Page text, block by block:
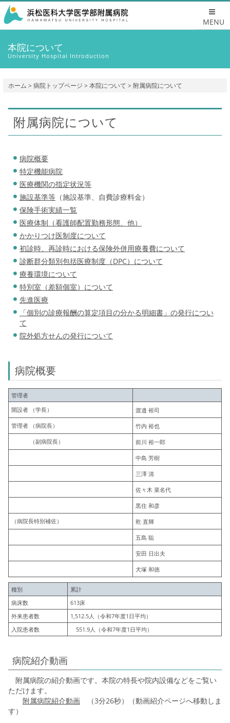
MENU
本院について
University Hospital Introduction
ホーム > 病院トップページ > 本院について > 附属病院について
附属病院について
病院概要
特定機能病院
医療機関の指定状況等
施設基準等 （施設基準、自費診療料金）
保険手術実績一覧
医療体制（看護師配置勤務形態、他）
かかりつけ医制度について
初診時、再診時における保険外併用療養費について
診断群分類別包括医療制度（DPC）について
療養環境について
特別室（差額個室）について
先進医療
「個別の診療報酬の算定項目の分かる明細書」の発行につい
て
院外処方せんの発行について
病院概要
管理者
開設者 （学長）
渡邉 裕司
管理者 （病院長）
竹内 裕也
（副病院長）
前川 裕一郎
中島 芳樹
三澤 清
佐々木 菜名代
黒住 和彦
（病院長特別補佐）
乾 直輝
五島 聡
安田 日出夫
犬塚 和徳
種別
累計
病床数
613床
外来患者数
1,512.5人（令和7年度1日平均）
入院患者数
551.9人（令和7年度1日平均）
病院紹介動画
附属病院の紹介動画です。本院の特長や院内設備などをご覧い
ただけます。
附属病院紹介動画 （3分26秒）（動画紹介ページへ移動しま
す）